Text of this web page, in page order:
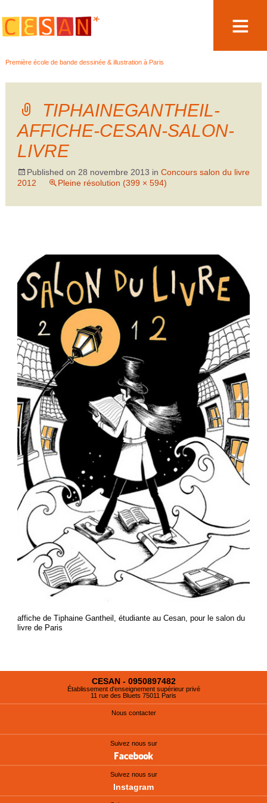
Première école de bande dessinée & illustration à Paris
au
TIPHAINEGANTHEIL-
AFFICHE-CESAN-SALON-
LIVRE
Published on 28 novembre 2013 in Concours salon du livre
2012
Pleine résolution (399 × 594)
affiche de Tiphaine Gantheil, étudiante au Cesan, pour le salon du
livre de Paris
CESAN - 0950897482
Établissement d'enseignement supérieur privé
11 rue des Bluets 75011 Paris
Nous contacter
Suivez nous sur
Suivez nous sur
Instagram